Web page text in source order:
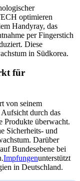
optimieren
Handyray, das
per Fingerstich
Diese
in Südkorea.
für
von seinem
durch das
Produkte überwacht.
Sicherheits- und
Darüber
Bundesebene bei
Impfungenunterstützt
in Deutschland.